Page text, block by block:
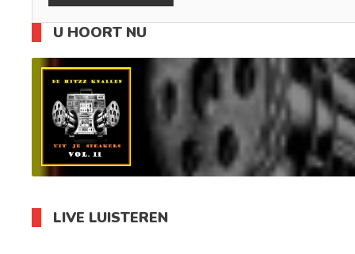
U HOORT NU
LIVE LUISTEREN